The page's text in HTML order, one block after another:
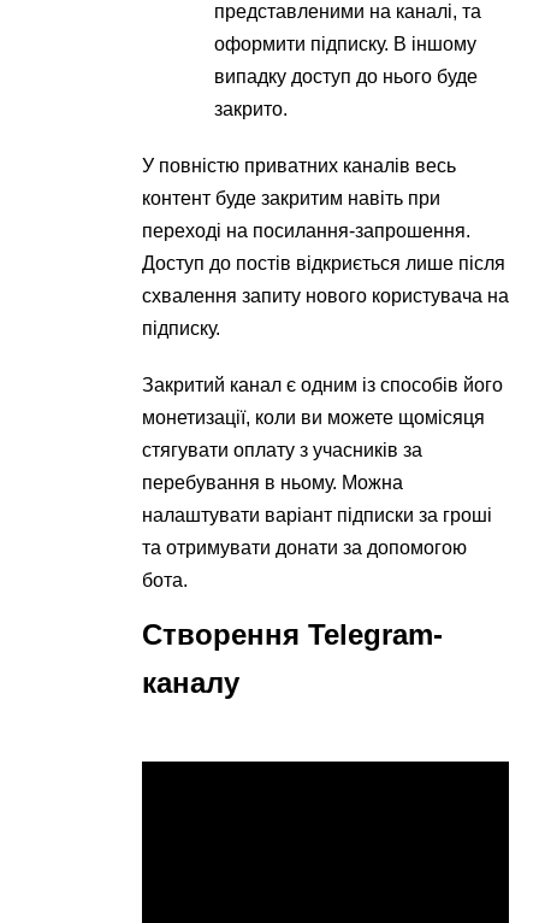
представленими на каналі, та
оформити підписку. В іншому
випадку доступ до нього буде
закрито.
У повністю приватних каналів весь
контент буде закритим навіть при
переході на посилання-запрошення.
Доступ до постів відкриється лише після
схвалення запиту нового користувача на
підписку.
Закритий канал є одним із способів його
монетизації, коли ви можете щомісяця
стягувати оплату з учасників за
перебування в ньому. Можна
налаштувати варіант підписки за гроші
та отримувати донати за допомогою
бота.
Створення Telegram-
каналу